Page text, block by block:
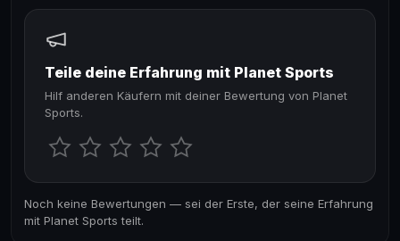
Teile deine Erfahrung mit Planet Sports
Hilf anderen Käufern mit deiner Bewertung von Planet
Sports.
Noch keine Bewertungen — sei der Erste, der seine Erfahrung
mit Planet Sports teilt.